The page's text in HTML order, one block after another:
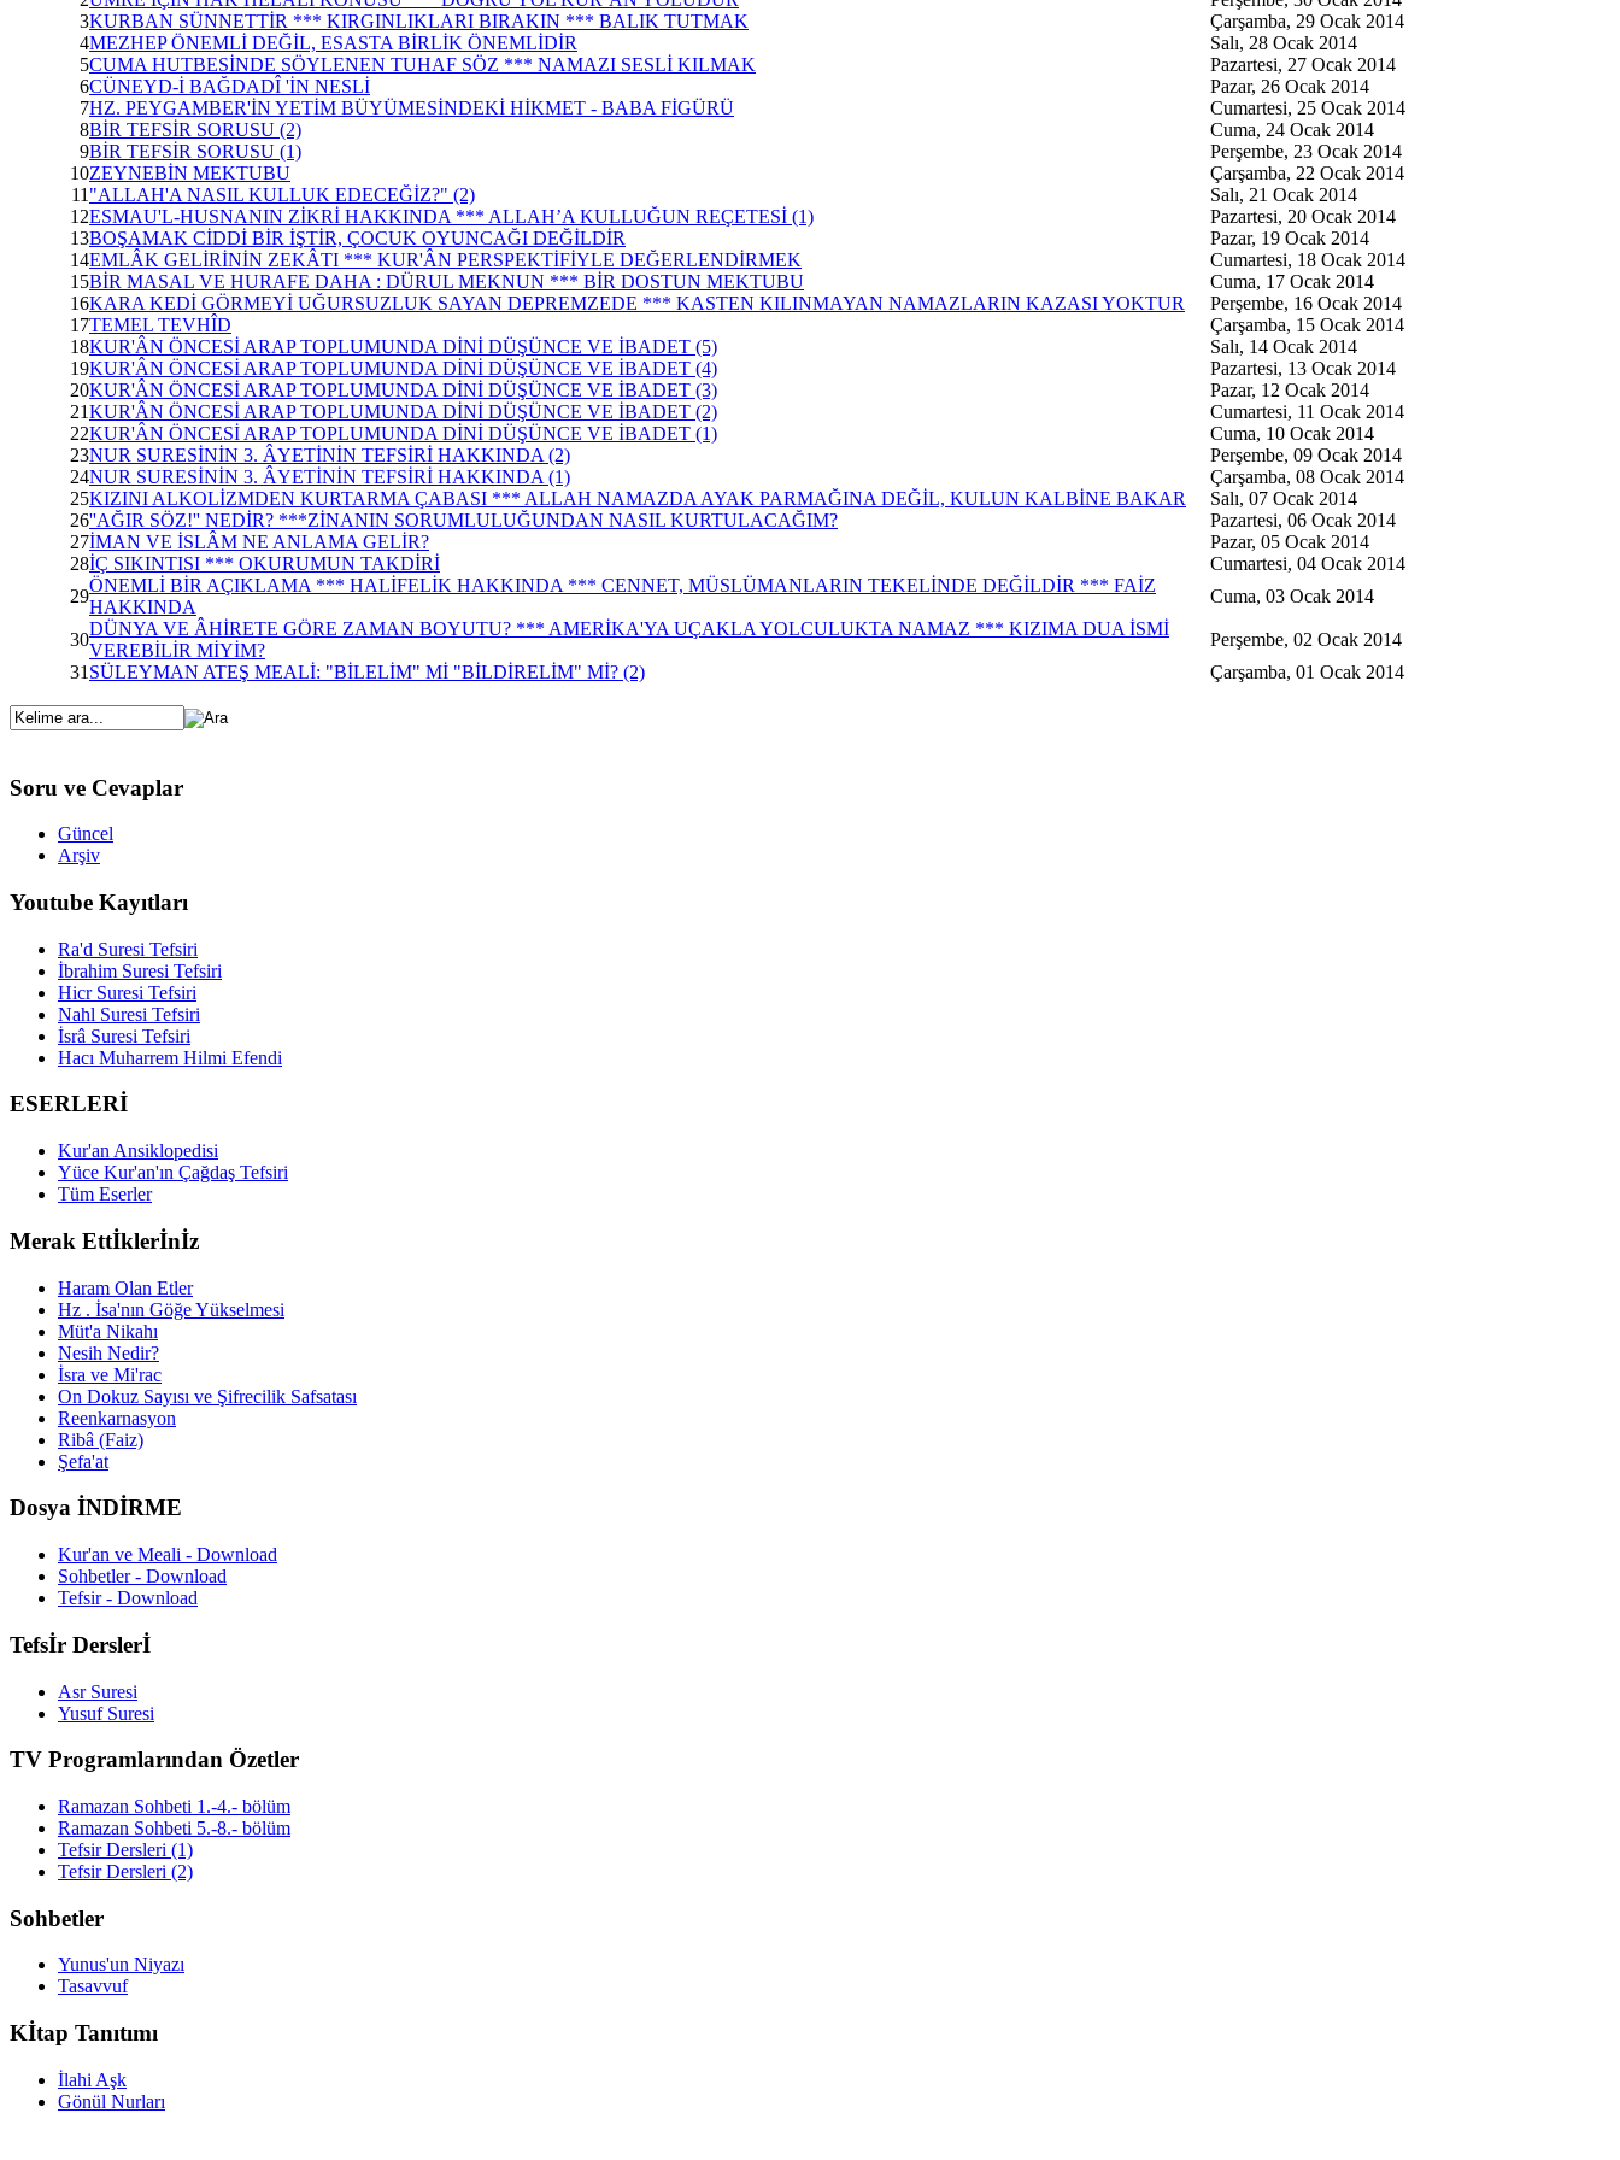
3KURBAN SÜNNETTİR *** KIRGINLIKLARI BIRAKIN *** BALIK TUTMAK
Çarşamba, 29 Ocak 2014
4MEZHEP ÖNEMLİ DEĞİL, ESASTA BİRLİK ÖNEMLİDİR
Salı, 28 Ocak 2014
5CUMA HUTBESİNDE SÖYLENEN TUHAF SÖZ *** NAMAZI SESLİ KIL­MAK
Pazartesi, 27 Ocak 2014
6CÜNEYD-İ BAĞDADÎ 'İN NESLİ
Pazar, 26 Ocak 2014
7HZ. PEYGAMBER'İN YETİM BÜYÜMESİNDEKİ HİKMET - BABA FİGÜRÜ
Cumartesi, 25 Ocak 2014
8BİR TEFSİR SORUSU (2)
Cuma, 24 Ocak 2014
9BİR TEFSİR SORUSU (1)
Perşembe, 23 Ocak 2014
10ZEYNEBİN MEKTUBU
Çarşamba, 22 Ocak 2014
11 "ALLAH'A NASIL KULLUK EDECEĞİZ?" (2)
Salı, 21 Ocak 2014
12ESMAU'L-HUSNANIN ZİKRİ HAKKINDA *** ALLAH’A KULLUĞUN REÇETESİ (1)
Pazartesi, 20 Ocak 2014
13BOŞAMAK CİDDİ BİR İŞTİR, ÇOCUK OYUNCAĞI DEĞİLDİR
Pazar, 19 Ocak 2014
14EMLÂK GELİRİNİN ZEKÂTI *** KUR'ÂN PERSPEKTİFİYLE DEĞERLENDİRMEK
Cumartesi, 18 Ocak 2014
15BİR MASAL VE HURAFE DAHA : DÜRUL MEKNUN *** BİR DOSTUN MEKTUBU
Cuma, 17 Ocak 2014
16KARA KEDİ GÖRMEYİ UĞURSUZLUK SAYAN DEPREMZEDE *** KASTEN KILINMAYAN NAMAZLARIN KAZASI YOKTUR
Perşembe, 16 Ocak 2014
17TEMEL TEVHÎD
Çarşamba, 15 Ocak 2014
18KUR'ÂN ÖNCESİ ARAP TOPLUMUNDA DİNİ DÜŞÜNCE VE İBADET (5)
Salı, 14 Ocak 2014
19KUR'ÂN ÖNCESİ ARAP TOPLUMUNDA DİNİ DÜŞÜNCE VE İBADET (4)
Pazartesi, 13 Ocak 2014
20KUR'ÂN ÖNCESİ ARAP TOPLUMUNDA DİNİ DÜŞÜNCE VE İBADET (3)
Pazar, 12 Ocak 2014
21KUR'ÂN ÖNCESİ ARAP TOPLUMUNDA DİNİ DÜŞÜNCE VE İBADET (2)
Cumartesi, 11 Ocak 2014
22KUR'ÂN ÖNCESİ ARAP TOPLUMUNDA DİNİ DÜŞÜNCE VE İBADET (1)
Cuma, 10 Ocak 2014
23NUR SURESİNİN 3. ÂYETİNİN TEFSİRİ HAKKINDA (2)
Perşembe, 09 Ocak 2014
24NUR SURESİNİN 3. ÂYETİNİN TEFSİRİ HAKKINDA (1)
Çarşamba, 08 Ocak 2014
25KIZINI ALKOLİZMDEN KURTARMA ÇABASI *** ALLAH NAMAZDA AYAK PARMAĞINA DEĞİL, KULUN KALBİNE BAKAR
Salı, 07 Ocak 2014
26''AĞIR SÖZ!'' NEDİR? ***ZİNANIN SORUMLULUĞUNDAN NASIL KURTULACAĞIM?
Pazartesi, 06 Ocak 2014
27İMAN VE İSLÂM NE ANLAMA GELİR?
Pazar, 05 Ocak 2014
28İÇ SIKINTISI *** OKURUMUN TAKDİRİ
Cumartesi, 04 Ocak 2014
29
ÖNEMLİ BİR AÇIKLAMA *** HALİFELİK HAKKINDA *** CENNET, MÜSLÜMANLARIN TEKELİNDE DEĞİLDİR *** FAİZ
HAKKINDA
Cuma, 03 Ocak 2014
30
DÜNYA VE ÂHİRETE GÖRE ZAMAN BOYUTU? *** AMERİKA'YA UÇAKLA YOLCULUKTA NAMAZ *** KIZIMA DUA İSMİ
VEREBİLİR MİYİM?
Perşembe, 02 Ocak 2014
31 SÜLEYMAN ATEŞ MEALİ: "BİLELİM" Mİ "BİLDİRELİM" Mİ? (2) Çarşamba, 01 Ocak 2014
Soru ve Cevaplar
Güncel
Arşiv
Youtube Kayıtları
Ra'd Suresi Tefsiri
İbrahim Suresi Tefsiri
Hicr Suresi Tefsiri
Nahl Suresi Tefsiri
İsrâ Suresi Tefsiri
Hacı Muharrem Hilmi Efendi
ESERLERİ
Kur'an Ansiklopedisi
Yüce Kur'an'ın Çağdaş Tefsiri
Tüm Eserler
Merak Ettİklerİnİz
Haram Olan Etler
Hz . İsa'nın Göğe Yükselmesi
Müt'a Nikahı
Nesih Nedir?
İsra ve Mi'rac
On Dokuz Sayısı ve Şifrecilik Safsatası
Reenkarnasyon
Ribâ (Faiz)
Şefa'at
Dosya İNDİRME
Kur'an ve Meali - Download
Sohbetler - Download
Tefsir - Download
Tefsİr Derslerİ
Asr Suresi
Yusuf Suresi
TV Programlarından Özetler
Ramazan Sohbeti 1.-4.- bölüm
Ramazan Sohbeti 5.-8.- bölüm
Tefsir Dersleri (1)
Tefsir Dersleri (2)
Sohbetler
Yunus'un Niyazı
Tasavvuf
Kİtap Tanıtımı
İlahi Aşk
Gönül Nurları